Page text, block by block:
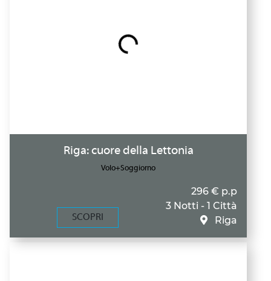
Riga: cuore della Lettonia
Volo+Soggiorno
SCOPRI
296 € p.p
3 Notti - 1 Città
Riga